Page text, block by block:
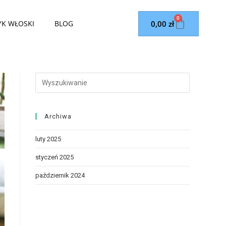
WŁOSKI BLOG 0,00 zł
0
Archiwa
luty 2025
styczeń 2025
październik 2024